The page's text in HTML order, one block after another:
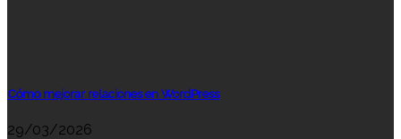
Cómo mejorar relaciones en WordPress
29/03/2026